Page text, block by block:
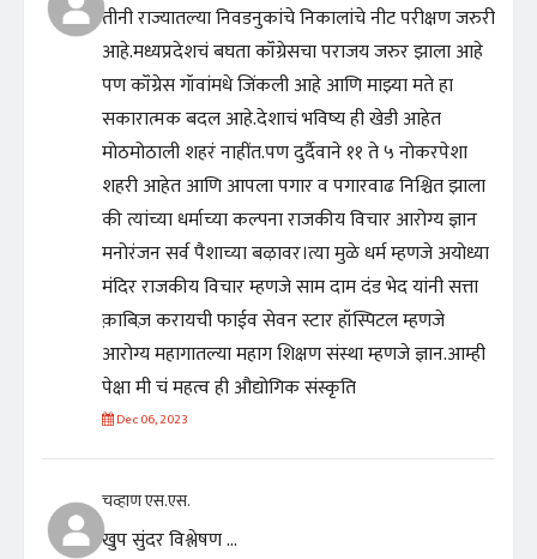
तीनी राज्यातल्या निवडनुकांचे निकालांचे नीट परीक्षण जरुरी
आहे.मध्यप्रदेशचं बघता कॉंग्रेसचा पराजय जरुर झाला आहे
पण कॉंग्रेस गॉवांमधे जिंकली आहे आणि माझ्या मते हा
सकारात्मक बदल आहे.देशाचं भविष्य ही खेडी आहेत
मोठमोठाली शहरं नाहींत.पण दुर्दैवाने ११ ते ५ नोकरपेशा
शहरी आहेत आणि आपला पगार व पगारवाढ निश्चित झाला
की त्यांच्या धर्माच्या कल्पना राजकीय विचार आरोग्य ज्ञान
मनोरंजन सर्व पैशाच्या बऴावर।त्या मुळे धर्म म्हणजे अयोध्या
मंदिर राजकीय विचार म्हणजे साम दाम दंड भेद यांनी सत्ता
क़ाबिज़ करायची फाईव सेवन स्टार हॉस्पिटल म्हणजे
आरोग्य महागातल्या महाग शिक्षण संस्था म्हणजे ज्ञान.आम्ही
पेक्षा मी चं महत्व ही औद्योगिक संस्कृति
Dec 06, 2023
चव्हाण एस.एस.
खुप सुंदर विश्लेषण ...